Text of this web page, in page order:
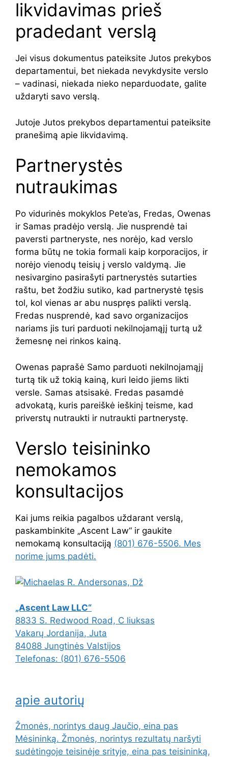
likvidavimas prieš
pradedant verslą
Jei visus dokumentus pateiksite Jutos prekybos
departamentui, bet niekada nevykdysite verslo
– vadinasi, niekada nieko neparduodate, galite
uždaryti savo verslą.
Jutoje Jutos prekybos departamentui pateiksite
pranešimą apie likvidavimą.
Partnerystės
nutraukimas
Po vidurinės mokyklos Pete’as, Fredas, Owenas
ir Samas pradėjo verslą. Jie nusprendė tai
paversti partneryste, nes norėjo, kad verslo
forma būtų ne tokia formali kaip korporacijos, ir
norėjo vienodų teisių į verslo valdymą. Jie
nesivargino pasirašyti partnerystės sutarties
raštu, bet žodžiu sutiko, kad partnerystė tęsis
tol, kol vienas ar abu nuspręs palikti verslą.
Fredas nusprendė, kad savo organizacijos
nariams jis turi parduoti nekilnojamąjį turtą už
žemesnę nei rinkos kainą.
Owenas paprašė Samo parduoti nekilnojamąjį
turtą tik už tokią kainą, kuri leido jiems likti
versle. Samas atsisakė. Fredas pasamdė
advokatą, kuris pareiškė ieškinį teisme, kad
priverstų nutraukti ir nutraukti partnerystę.
Verslo teisininko
nemokamos
konsultacijos
Kai jums reikia pagalbos uždarant verslą,
paskambinkite „Ascent Law“ ir gaukite
nemokamą konsultaciją (801) 676-5506. Mes
norime jums padėti.
„Ascent Law LLC“
8833 S. Redwood Road, C liuksas
Vakarų Jordanija, Juta
84088 Jungtinės Valstijos
Telefonas: (801) 676-5506
apie autorių
Žmonės, norintys daug Jaučio, eina pas
Mėsininką. Žmonės, norintys rezultatų naršyti
sudėtingoje teisinėje srityje, eina pas teisininką,